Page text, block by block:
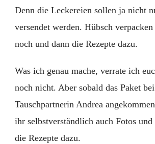
Denn die Leckereien sollen ja nicht
versendet werden. Hübsch
noch und dann die Rezepte dazu.
Was ich genau mache, verrate ich
noch nicht. Aber sobald das Paket
Tauschpartnerin Andrea
ihr selbstverständlich auch Fotos
die Rezepte dazu.